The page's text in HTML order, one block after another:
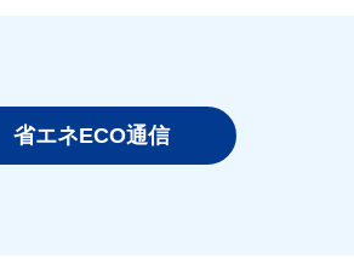
省エネECO通信